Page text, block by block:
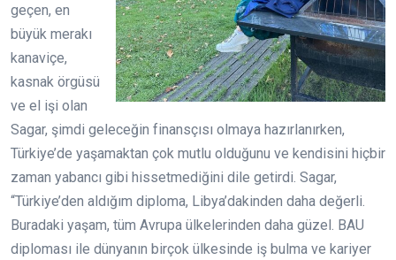
geçen, en
büyük merakı
kanaviçe,
kasnak örgüsü
ve el işi olan
Sagar, şimdi geleceğin finansçısı olmaya hazırlanırken,
Türkiye’de yaşamaktan çok mutlu olduğunu ve kendisini hiçbir
zaman yabancı gibi hissetmediğini dile getirdi. Sagar,
“Türkiye’den aldığım diploma, Libya’dakinden daha değerli.
Buradaki yaşam, tüm Avrupa ülkelerinden daha güzel. BAU
diploması ile dünyanın birçok ülkesinde iş bulma ve kariyer